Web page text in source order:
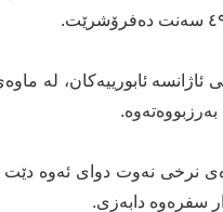
سفرەوە دابەزی.